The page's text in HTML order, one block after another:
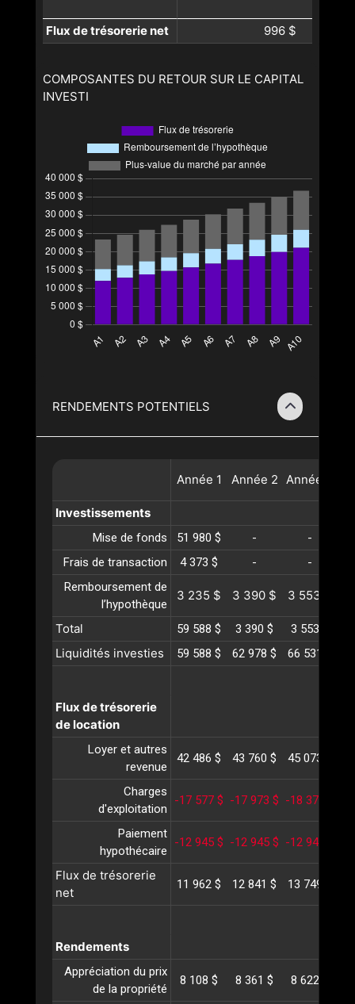
Flux de trésorerie net 996 $
COMPOSANTES DU RETOUR SUR LE CAPITAL
INVESTI
RENDEMENTS POTENTIELS
Année 1 Année 2 Année
Investissements
Mise de fonds 51 980 $ -
-
Frais de transaction
4 373 $ -
-
Remboursement de
l’hypothèque
3 235 $ 3 390 $ 3 553 $
Total 59 588 $ 3 390 $ 3 553 $
Liquidités investies 59 588 $ 62 978 $ 66 531 $
Flux de trésorerie
de location
Loyer et autres
revenue
42 486 $ 43 760 $ 45 073 $
Charges
d'exploitation
-17 577 $ -17 973 $ -18 377 $
Paiement
hypothécaire
-12 945 $ -12 945 $ -12 945 $
Flux de trésorerie
net
11 962 $ 12 841 $ 13 749 $
Rendements
Appréciation du prix
de la propriété
8 108 $ 8 361 $ 8 622 $